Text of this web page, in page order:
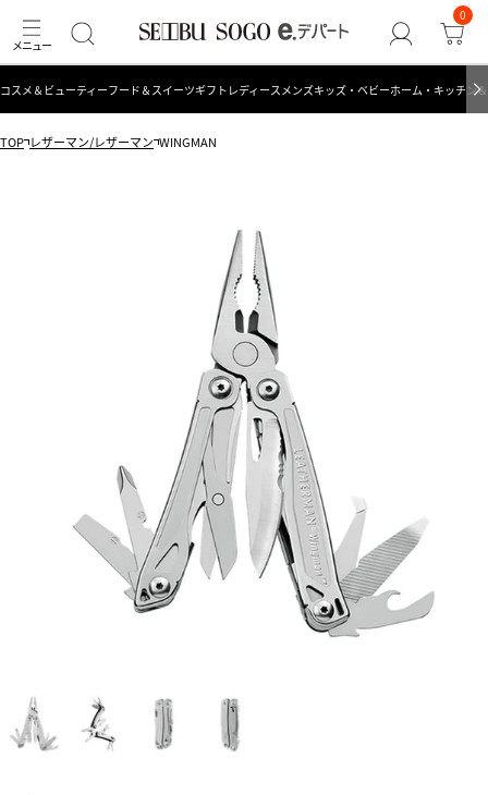
0
コスメ＆ビューティーフード＆スイーツギフト レディース メンズキッズ・ベビーホーム・キッチン
TOP レザーマン/レザーマン WINGMAN